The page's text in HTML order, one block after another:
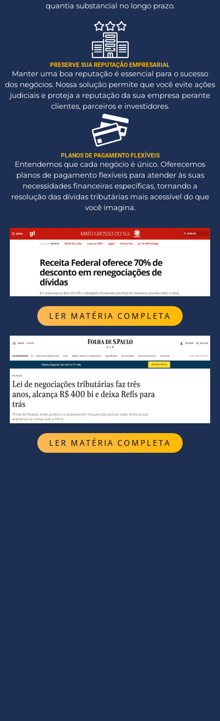
quantia substancial no longo prazo.
PRESERVE SUA REPUTAÇÃO EMPRESARIAL
Manter uma boa reputação é essencial para o sucesso
dos negócios. Nossa solução permite que você evite ações
judiciais e proteja a reputação da sua empresa perante
clientes, parceiros e investidores.
PLANOS DE PAGAMENTO FLEXÍVEIS
Entendemos que cada negócio é único. Oferecemos
planos de pagamento flexíveis para atender às suas
necessidades financeiras específicas, tornando a
resolução das dívidas tributárias mais acessível do que
você imagina.
LER MATÉRIA COMPLETA
LER MATÉRIA COMPLETA